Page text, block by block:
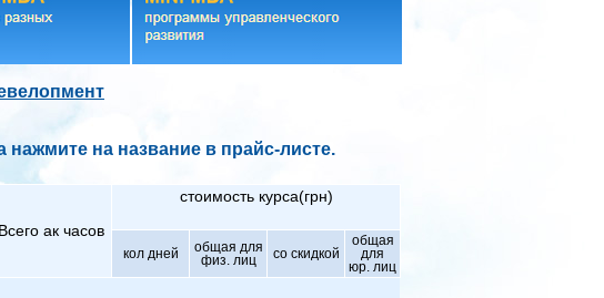
на название в прайс-листе.
Всего ак часов
стоимость курса(грн)
кол дней
общая для
физ. лиц
со скидкой
общая
для
юр. лиц